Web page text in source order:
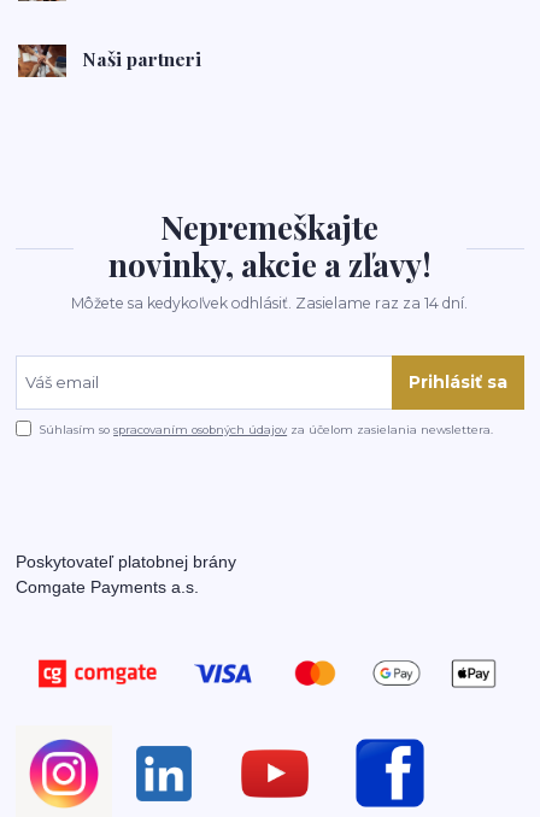
Naši partneri
Nepremeškajte
novinky, akcie a zľavy!
Môžete sa kedykoľvek odhlásiť. Zasielame raz za 14 dní.
Prihlásiť sa
Súhlasím sospracovaním osobných údajov za účelom zasielania newslettera.
Poskytovateľ platobnej brány
Comgate Payments a.s.